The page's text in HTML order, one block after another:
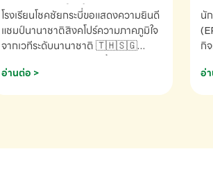
นานาชาติ ครั้งที่ 46 ประจำปี
2569 ณ ประเทศสิงคโปร์
โรงเรียนโชคชัยกระบี่ขอแสดงความยินดี
แชมป์นานาชาติสิงคโปร์ความภาคภูมิใจ
จากเวทีระดับนานาชาติ 🇹🇭🇸🇬
K3 โรงเรียนโชคชัยกระบี่ จ.กระบี่ คว้า
AND MENTAL ARITHMETIC
อ่านต่อ >
ศึ
นั
กิ
โ
อ่